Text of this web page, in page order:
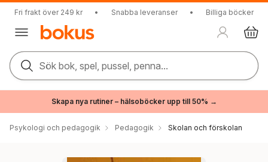
Fri frakt över 249 kr • Snabba leveranser • Billiga böcker
Sök bok, spel, pussel, penna...
Skapa nya rutiner – hälsoböcker upp till 50% →
Psykologi och pedagogik Pedagogik Skolan och förskolan